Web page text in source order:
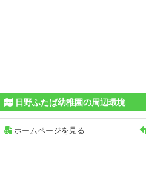
日野ふたば幼稚園の周辺環境
ホームページを見る